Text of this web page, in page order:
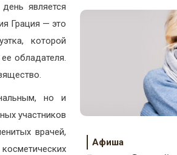
является
Грация — это
которой
обладателя.
но и
участников
врачей,
Афиша